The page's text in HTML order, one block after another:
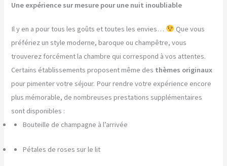
Une expérience sur mesure pour une nuit inoubliable
Il y en a pour tous les goûts et toutes les envies…
Que vous
préfériez un style moderne, baroque ou champêtre, vous
trouverez forcément la chambre qui correspond à vos attentes.
Certains établissements proposent même des thèmes originaux
pour pimenter votre séjour. Pour rendre votre expérience encore
plus mémorable, de nombreuses prestations supplémentaires
sont disponibles :
Bouteille de champagne à l’arrivée
Pétales de roses sur le lit